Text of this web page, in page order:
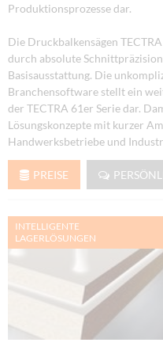
Produktionsprozesse dar.
Die Druckbalkensägen
durch absolute
Basisausstattung. Die
Branchensoftware stellt ein
der TECTRA 61er Serie dar.
Lösungskonzepte mit kurzer
Handwerksbetriebe und
PREISE
INTELLIGENTE
LAGERLÖSUNGEN